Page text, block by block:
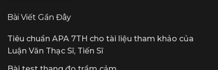
Bài Viết Gần Đây
Tiêu chuẩn APA 7TH cho tài liệu tham khảo của
Luận Văn Thạc Sĩ, Tiến Sĩ